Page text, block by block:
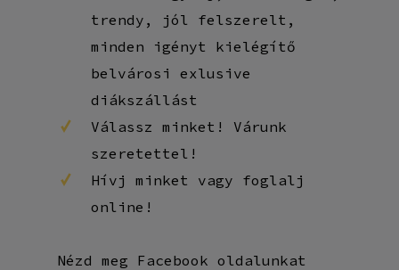
trendy, jól felszerelt,
minden igényt kielégítő
belvárosi exlusive
diákszállást
Válassz minket! Várunk
szeretettel!
Hívj minket vagy foglalj
online!
Nézd meg Facebook oldalunkat